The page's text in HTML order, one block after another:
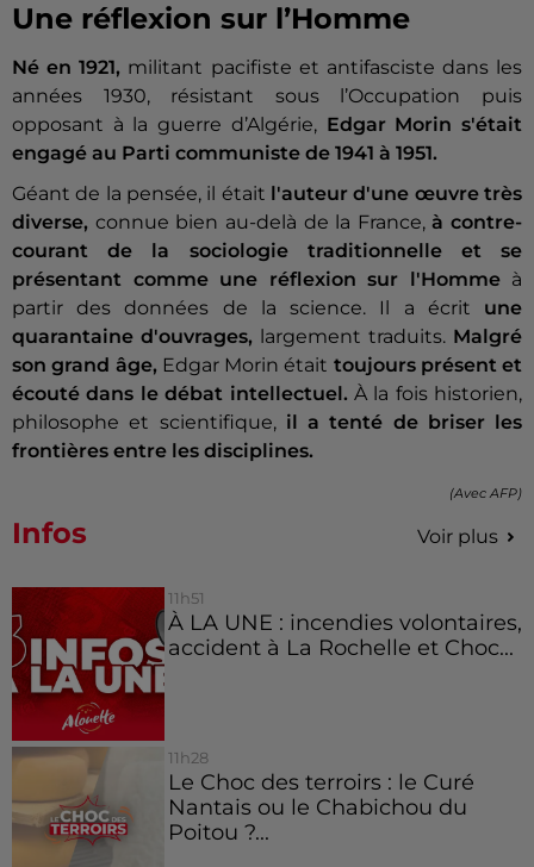
Une réflexion sur l’Homme
Né en 1921, militant pacifiste et antifasciste dans les
années 1930, résistant sous l’Occupation puis
opposant à la guerre d’Algérie, Edgar Morin s'était
engagé au Parti communiste de 1941 à 1951.
Géant de la pensée, il était l'auteur d'une œuvre très
diverse, connue bien au-delà de la France,à contre-
courant de la sociologie traditionnelle et se
présentant comme une réflexion sur l'Hommeà
partir des données de la science. Il a écrit une
quarantaine d'ouvrages,
largement traduits. Malgré
son grand âge, Edgar Morin était toujours présent et
écouté dans le débat intellectuel. À la fois historien,
philosophe et scientifique,il a tenté de briser les
frontières entre les disciplines.
(Avec AFP)
Infos Voir plus
11h51
À LA UNE : incendies volontaires,
accident à La Rochelle et Choc...
11h28
Le Choc des terroirs : le Curé
Nantais ou le Chabichou du
Poitou ?...